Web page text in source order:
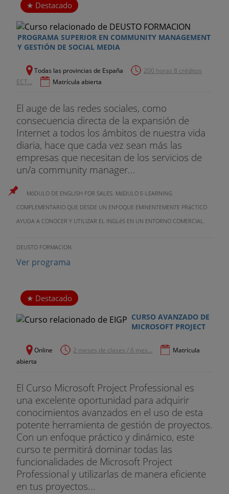
Destacado
PROGRAMA SUPERIOR EN COMMUNITY MANAGEMENT
Y GESTIÓN DE SOCIAL MEDIA
Todas las provincias de España
200 horas 8 créditos
ECT...
Matrícula abierta
El auge de las redes sociales, como
consecuencia directa de la expansión de
Internet a todos los ámbitos de nuestra vida
diaria, hace que cada vez sean más las
empresas que necesitan de los servicios de
un/a community manager...
MóDULO DE ENGLISH FOR SALES. MóDULO E-LEARNING
COMPLEMENTARIO QUE DESDE UN ENFOQUE EMINENTEMENTE PRáCTICO
AYUDA A CONOCER Y UTILIZAR EL INGLéS EN UN ENTORNO COMERCIAL.
DEUSTO FORMACION
Ver programa
Destacado
CURSO AVANZADO DE
MICROSOFT PROJECT
Online 2 meses de clases / 6 mes...
Matrícula
abierta
El Curso Microsoft Project Professional es
una excelente oportunidad para adquirir
conocimientos avanzados en el uso de esta
potente herramienta de gestión de proyectos.
Con un enfoque práctico y dinámico, este
curso te permitirá dominar todas las
funcionalidades de Microsoft Project
Professional y utilizarlas de manera eficiente
en tus proyectos...